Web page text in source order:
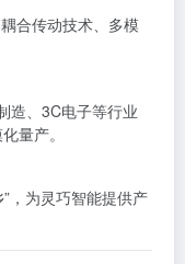
合传动技术、多模
造、3C电子等行业
量产。
，为灵巧智能提供产